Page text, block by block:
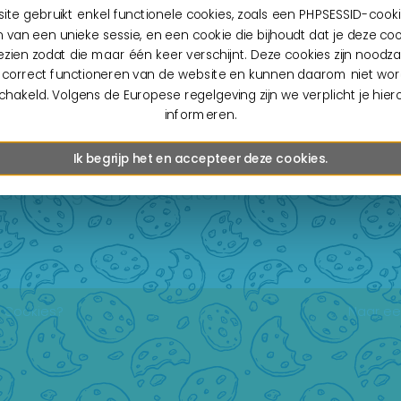
chatting
Creative
Music
in de markt gevonden!
gaf geen resultaten in onze
Cookies? Naar
gebruikt enkel functionele cookies, zoals een PHPSESSID-
van een unieke sessie, en een cookie die bijhoudt dat je deze
zodat die maar één keer verschijnt. Deze cookies zijn
functioneren van de website en kunnen daarom niet
Volgens de Europese regelgeving zijn we verplicht je
informeren.
Ik begrijp het en accepteer deze cookies.